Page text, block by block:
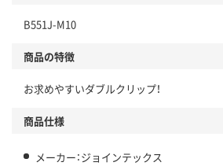
B551J-M10
商品の特徴
お求めやすいダブルクリップ！
商品仕様
メーカー：ジョインテックス